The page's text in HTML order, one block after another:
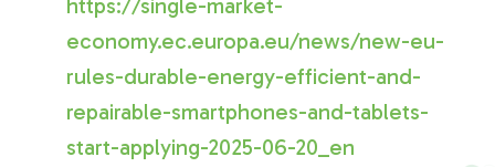
https://single-market-
economy.ec.europa.eu/news/new-eu-
rules-durable-energy-efficient-and-
repairable-smartphones-and-tablets-
start-applying-2025-06-20_en